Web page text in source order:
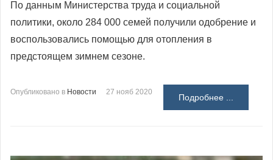
По данным Министерства труда и социальной
политики, около 284 000 семей получили одобрение и
воспользовались помощью для отопления в
предстоящем зимнем сезоне.
Опубликовано в Новости 27 нояб 2020
Подробнее ...